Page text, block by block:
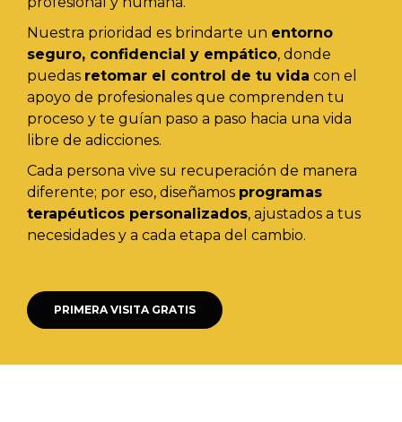
Nuestra prioridad es brindarte un entorno
seguro, confidencial y empático, donde
puedas retomar el control de tu vida con el
apoyo de profesionales que comprenden tu
proceso y te guían paso a paso hacia una vida
libre de adicciones.
Cada persona vive su recuperación de manera
diferente; por eso, diseñamos programas
terapéuticos personalizados, ajustados a tus
necesidades y a cada etapa del cambio.
PRIMERA VISITA GRATIS